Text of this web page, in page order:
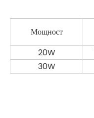
Мощност
20W
30W